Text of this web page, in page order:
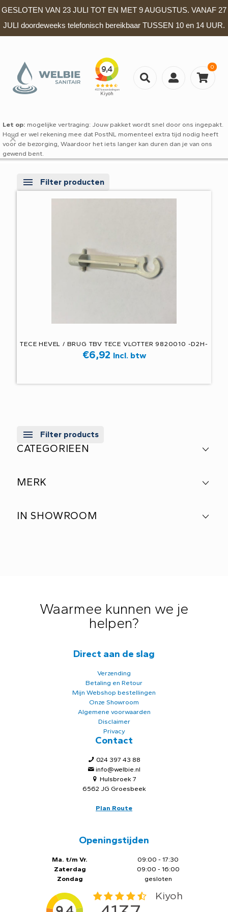
GESLOTEN VAN 23 JULI TOT EN MET 9 AUGUSTUS. VANAF 27
JULI doordeweeks telefonisch bereikbaar TUSSEN 10 en 14 UUR.
0
Let op: mogelijke vertraging: Jouw pakket wordt snel door ons ingepakt.
Houd er wel rekening mee dat PostNL momenteel extra tijd nodig heeft
voor de bezorging, Waardoor het iets langer kan duren dan je van ons
gewend bent.
✕
Filter producten
TECE HEVEL / BRUG TBV TECE VLOTTER 9820010 -D2H-
€6,92 Incl. btw
Filter products
CATEGORIEEN
MERK
IN SHOWROOM
Waarmee kunnen we je
helpen?
Direct aan de slag
Verzending
Betaling en Retour
Mijn Webshop bestellingen
Onze Showroom
Algemene voorwaarden
Disclaimer
Privacy
Contact
024 397 43 88
info@welbie.nl
Hulsbroek 7
6562 JG Groesbeek
Plan Route
Openingstijden
Ma. t/m Vr.
Zaterdag
Zondag
09:00 - 17:30
09:00 - 16:00
gesloten